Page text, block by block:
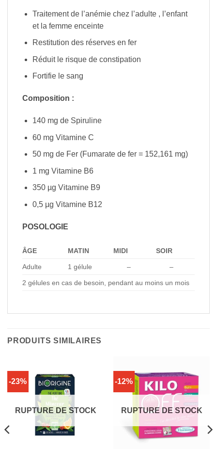
Traitement de l’anémie chez l’adulte , l’enfant
et la femme enceinte
Restitution des réserves en fer
Réduit le risque de constipation
Fortifie le sang
Composition :
140 mg de Spiruline
60 mg Vitamine C
50 mg de Fer (Fumarate de fer = 152,161 mg)
1 mg Vitamine B6
350 µg Vitamine B9
0,5 µg Vitamine B12
POSOLOGIE
ÂGE MATIN MIDI SOIR
Adulte 1 gélule – –
2 gélules en cas de besoin, pendant au moins un mois
PRODUITS SIMILAIRES
-23%
RUPTURE DE STOCK
-12%
RUPTURE DE STOCK